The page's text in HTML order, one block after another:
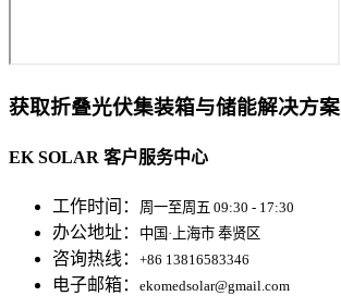
获取折叠光伏集装箱与储能解决方案
EK SOLAR 客户服务中心
工作时间： 周一至周五 09:30 - 17:30
办公地址： 中国·上海市 奉贤区
咨询热线： +86 13816583346
电子邮箱： ekomedsolar@gmail.com